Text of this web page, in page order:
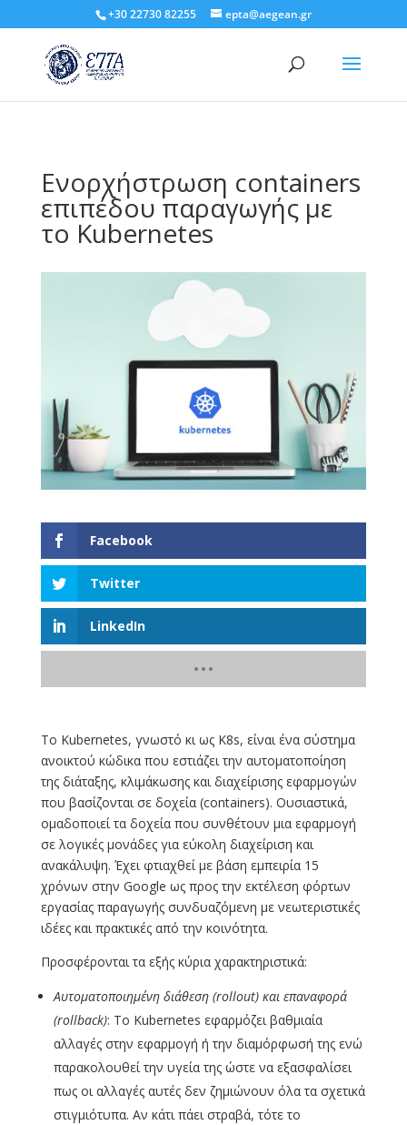
+30 22730 82255 epta@aegean.gr
Ενορχήστρωση containers
επιπέδου παραγωγής με
το Kubernetes
Facebook
Twitter
LinkedIn
Το Kubernetes, γνωστό κι ως K8s, είναι ένα σύστημα
ανοικτού κώδικα που εστιάζει την αυτοματοποίηση
της διάταξης, κλιμάκωσης και διαχείρισης εφαρμογών
που βασίζονται σε δοχεία (containers). Ουσιαστικά,
ομαδοποιεί τα δοχεία που συνθέτουν μια εφαρμογή
σε λογικές μονάδες για εύκολη διαχείριση και
ανακάλυψη. Έχει φτιαχθεί με βάση εμπειρία 15
χρόνων στην Google ως προς την εκτέλεση φόρτων
εργασίας παραγωγής συνδυαζόμενη με νεωτεριστικές
ιδέες και πρακτικές από την κοινότητα.
Προσφέρονται τα εξής κύρια χαρακτηριστικά:
Αυτοματοποιημένη διάθεση (rollout) και επαναφορά
(rollback): Το Kubernetes εφαρμόζει βαθμιαία
αλλαγές στην εφαρμογή ή την διαμόρφωσή της ενώ
παρακολουθεί την υγεία της ώστε να εξασφαλίσει
πως οι αλλαγές αυτές δεν ζημιώνουν όλα τα σχετικά
στιγμιότυπα. Αν κάτι πάει στραβά, τότε το